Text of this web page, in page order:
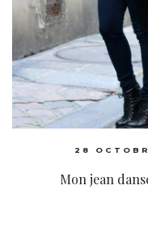
28
Mon jean